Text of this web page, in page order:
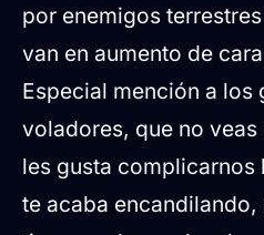
por enemigos
van en aumento de
Especial mención a los
voladores, que no
les gusta complicarnos
te acaba